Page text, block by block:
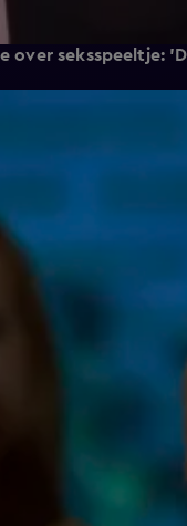
over seksspeeltje: